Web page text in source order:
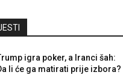
igra poker, a Iranci šah:
li će ga matirati prije izbora?